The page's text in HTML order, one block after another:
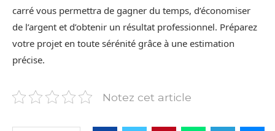
carré vous permettra de gagner du temps, d’économiser
de l’argent et d’obtenir un résultat professionnel. Préparez
votre projet en toute sérénité grâce à une estimation
précise.
Notez cet article